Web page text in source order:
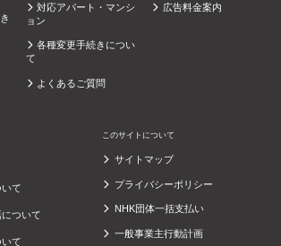
対応アパート・マンシ
ョン
各種変更手続きについ
て
よくあるご質問
広告料金案内
て
ついて
て
このサイトについて
サイトマップ
プライバシーポリシー
NHK団体一括支払い
一般事業主行動計画